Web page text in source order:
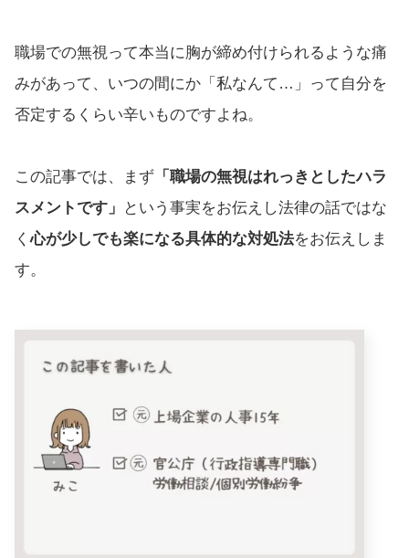
職場での無視って本当に胸が締め付けられるような痛
みがあって、いつの間にか「私なんて…」って自分を
否定するくらい辛いものですよね。
この記事では、まず 「職場の無視はれっきとしたハラ
スメントです」
という事実をお伝えし法律の話ではな
く心が少しでも楽になる具体的な対処法をお伝えしま
す。